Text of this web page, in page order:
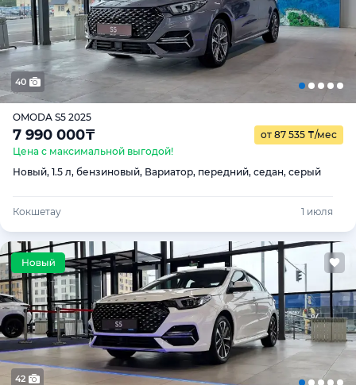
40
OMODA S5 2025
7 990 000₸ от 87 535 ₸/мес
Цена с максимальной выгодой!
Новый, 1.5 л, бензиновый, Вариатор, передний, седан, серый
Кокшетау 1 июля
42